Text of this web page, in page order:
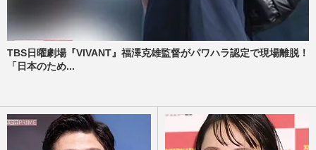
TBS日曜劇場『VIVANT』福澤克雄監督がパワハラ認定で現場離脱！
「日本のため...